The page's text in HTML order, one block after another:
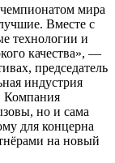
мира
Вместе с
технологии и
качества», —
председатель
индустрия
Компания
но и сама
для концерна
на новый